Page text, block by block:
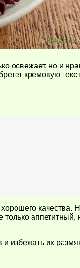
освежает, но и
кремовую
качества.
аппетитный,
избежать их